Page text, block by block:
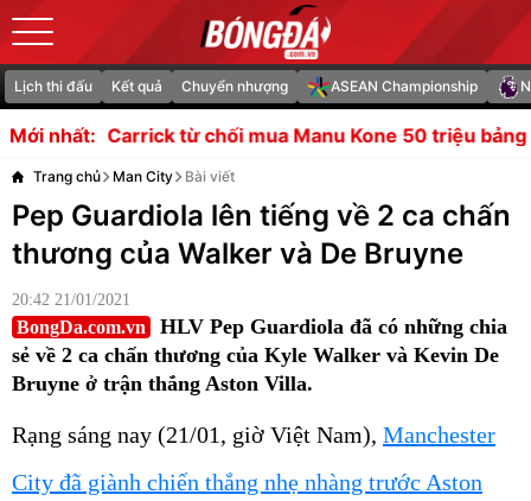
Lịch thi đấu Kết quả Chuyển nhượng ASEAN Championship
Mới nhất:
chối mua Manu Kone 50 triệu bảng Vì sao Arsenal cự
Trang chủ Man City Bài viết
Pep Guardiola lên tiếng về 2 ca chấn
thương của Walker và De Bruyne
20:42 21/01/2021
BongDa.com.vn
HLV Pep Guardiola đã có những chia
sẻ về 2 ca chấn thương của Kyle Walker và Kevin De
Bruyne ở trận thắng Aston Villa.
Rạng sáng nay (21/01, giờ Việt Nam), Manchester
City đã giành chiến thắng nhẹ nhàng trước Aston